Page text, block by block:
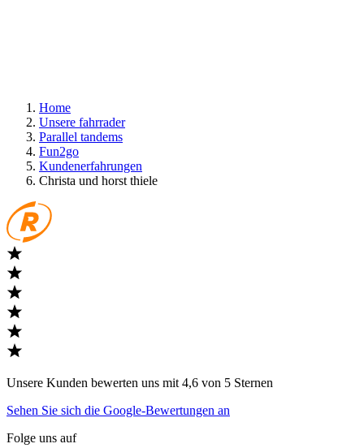
Home
Unsere fahrrader
Parallel tandems
Fun2go
Kundenerfahrungen
Christa und horst thiele
Unsere Kunden bewerten uns mit 4,6 von 5 Sternen
Sehen Sie sich die Google-Bewertungen an
Folge uns auf